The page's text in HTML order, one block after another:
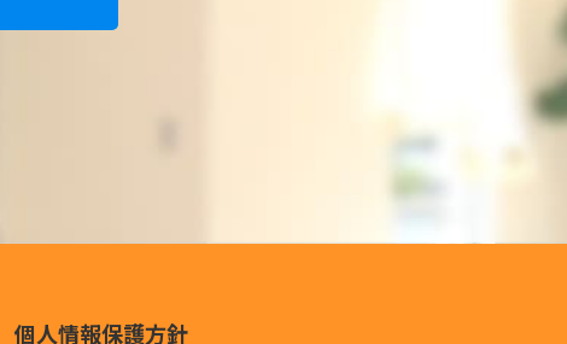
個人情報保護方針